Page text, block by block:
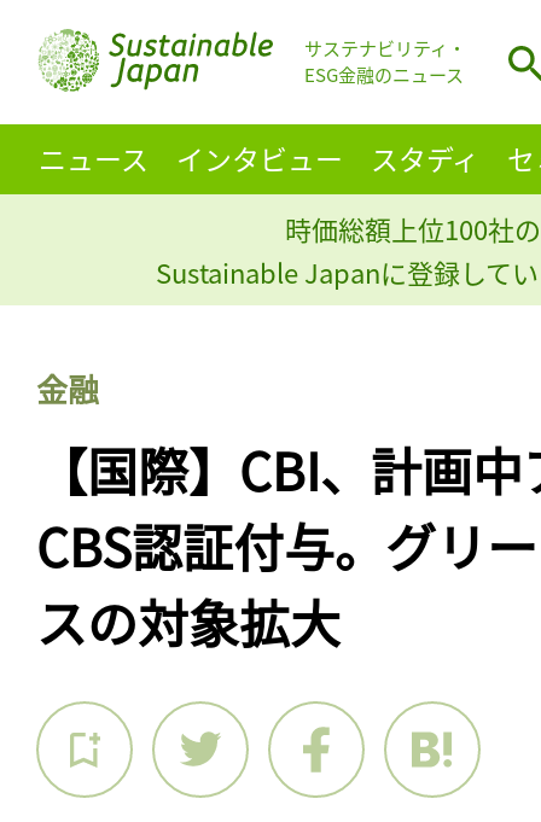
サステナビリティ・
ESG金融のニュース
ニュース インタビュー スタディ
時価総額上位100社
Sustainable Japanに登録して
金融
【国際】CBI、計画
CBS認証付与。グリ
スの対象拡大